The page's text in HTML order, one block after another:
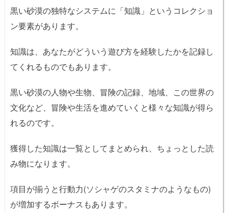
黒い砂漠の独特なシステムに「知識」というコレクショ
ン要素があります。
知識は、あなたがどういう遊び方を経験したかを記録し
てくれるものでもあります。
黒い砂漠の人物や生物、冒険の記録、地域、この世界の
文化など、冒険や生活を進めていくと様々な知識が得ら
れるのです。
獲得した知識は一覧としてまとめられ、ちょっとした読
み物になります。
項目が揃うと行動力(ソシャゲのスタミナのようなもの)
が増加するボーナスもあります。